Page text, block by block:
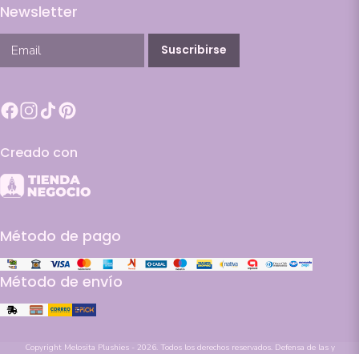
Newsletter
Suscribirse
Creado con
Método de pago
Método de envío
Copyright Melosita Plushies - 2026. Todos los derechos reservados. Defensa de las y